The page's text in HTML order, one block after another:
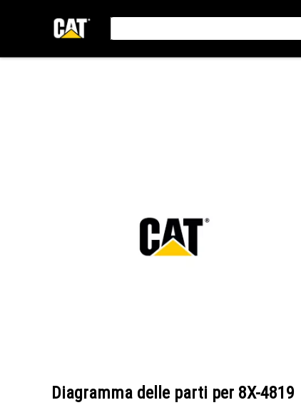
Diagramma delle parti per 8X-4819